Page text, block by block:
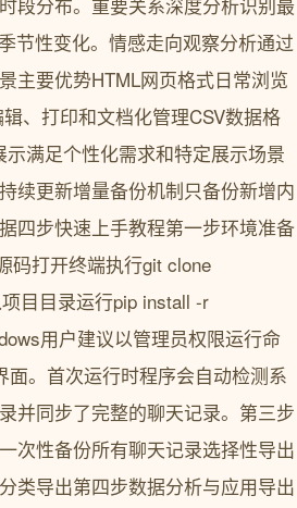
节性变化。情感走向观察分析通过
主要优势HTML网页格式日常浏览
、打印和文档化管理CSV数据格
满足个性化需求和特定展示场景
续更新增量备份机制只备份新增内
四步快速上手教程第一步环境准备
码打开终端执行git clone
目目录运行pip install -r
用户建议以管理员权限运行命
。首次运行时程序会自动检测系
并同步了完整的聊天记录。第三步
次性备份所有聊天记录选择性导出
类导出第四步数据分析与应用导出